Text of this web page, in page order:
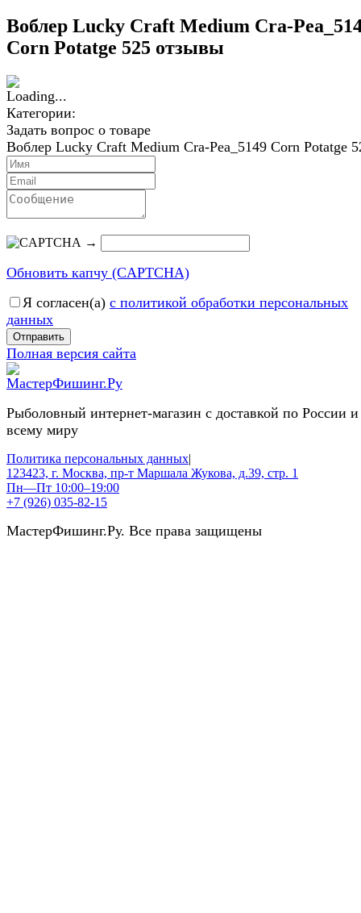
Воблер Lucky Craft Medium Cra-
Corn Potatge 525 отзывы
Категории:
Задать вопрос о товаре
Воблер Lucky Craft Medium Cra-Pea_5149 Corn Potatge
→
Обновить капчу (CAPTCHA)
Я согласен(a) с политикой обработки персональных
данных
Отправить
Полная версия сайта
Рыболовный интернет-магазин с доставкой по России и
всему миру
Политика персональных данных|
123423, г. Москва, пр-т Маршала Жукова, д.39, стр. 1
Пн—Пт 10:00–19:00
+7 (926) 035-82-15
МастерФишинг.Ру. Все права защищены